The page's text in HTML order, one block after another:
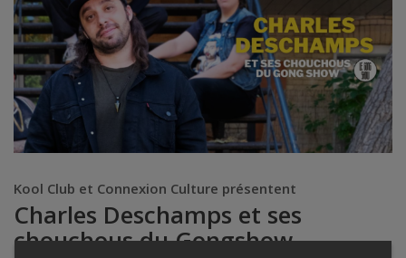
Kool Club et Connexion Culture présentent
Charles Deschamps et ses
chouchous du Gongshow